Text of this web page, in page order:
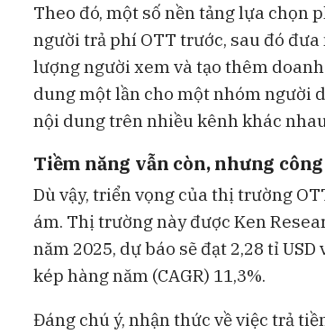
Theo đó, một số nền tảng lựa chọn
người trả phí OTT trước, sau đó
lượng người xem và tạo thêm
dung một lần cho một nhóm người
nội dung trên nhiều kênh khác
Tiềm năng vẫn còn, nhưng
Dù vậy, triển vọng của thị trường
ám. Thị trường này được Ken
năm 2025, dự báo sẽ đạt 2,28 tỉ
kép hàng năm (CAGR) 11,3%.
Đáng chú ý, nhận thức về việc trả